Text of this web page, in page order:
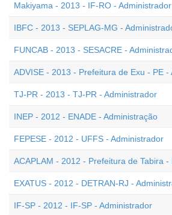
Makiyama - 2013 - IF-RO - Administrador
IBFC - 2013 - SEPLAG-MG -
FUNCAB - 2013 - SESACRE -
ADVISE - 2013 - Prefeitura de Exu - PE -
TJ-PR - 2013 - TJ-PR - Administrador
INEP - 2012 - ENADE - Administração
FEPESE - 2012 - UFFS - Administrador
ACAPLAM - 2012 - Prefeitura de Tabira -
EXATUS - 2012 - DETRAN-RJ -
IF-SP - 2012 - IF-SP - Administrador